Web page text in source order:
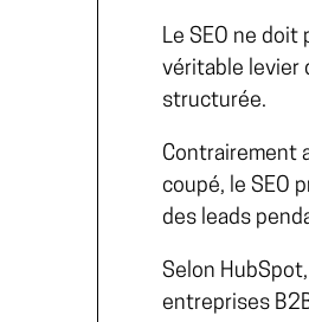
Le SEO ne
véritable levier
structurée.
Contrairement
coupé, le SEO
des leads
Selon HubSpot
entreprises